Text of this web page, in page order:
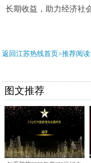
长期收益，助力经济社
返回江苏热线首页>推荐阅
图文推荐